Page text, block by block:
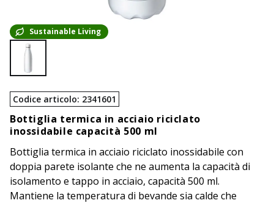
Sustainable Living
Codice articolo: 2341601
Bottiglia termica in acciaio riciclato
inossidabile capacità 500 ml
Bottiglia termica in acciaio riciclato inossidabile con
doppia parete isolante che ne aumenta la capacità di
isolamento e tappo in acciaio, capacità 500 ml.
Mantiene la temperatura di bevande sia calde che